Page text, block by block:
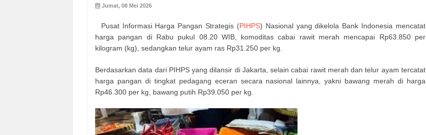
Jumat, 08 Mei 2026
Pusat Informasi Harga Pangan Strategis (PIHPS) Nasional yang dikelola Bank Indonesia mencatat
harga pangan di Rabu pukul 08.20 WIB, komoditas cabai rawit merah mencapai Rp63.850 per
kilogram (kg), sedangkan telur ayam ras Rp31.250 per kg.
Berdasarkan data dari PIHPS yang dilansir di Jakarta, selain cabai rawit merah dan telur ayam tercatat
harga pangan di tingkat pedagang eceran secara nasional lainnya, yakni bawang merah di harga
Rp46.300 per kg, bawang putih Rp39.050 per kg.